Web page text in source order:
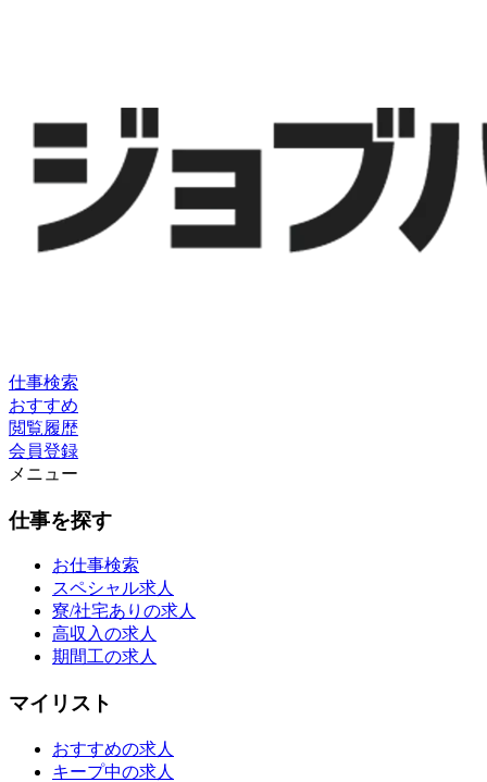
仕事検索
おすすめ
閲覧履歴
会員登録
メニュー
仕事を探す
お仕事検索
スペシャル求人
寮/社宅ありの求人
高収入の求人
期間工の求人
マイリスト
おすすめの求人
キープ中の求人